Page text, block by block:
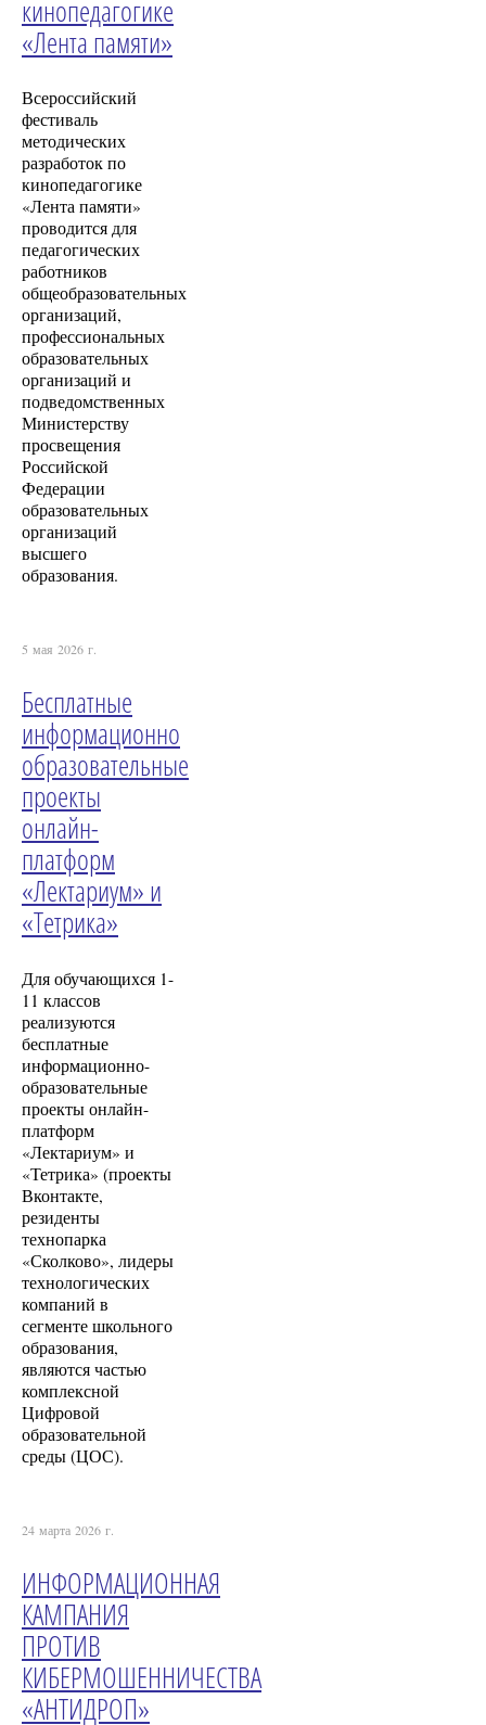
кинопедагогике
«Лента памяти»
Всероссийский
фестиваль
методических
разработок по
кинопедагогике
«Лента памяти»
проводится для
педагогических
работников
общеобразовательных
организаций,
профессиональных
образовательных
организаций и
подведомственных
Министерству
просвещения
Российской
Федерации
образовательных
организаций
высшего
образования.
5 мая 2026 г.
Бесплатные
информационно
образовательные
проекты
онлайн-
платформ
«Лектариум» и
«Тетрика»
Для обучающихся 1-
11 классов
реализуются
бесплатные
информационно-
образовательные
проекты онлайн-
платформ
«Лектариум» и
«Тетрика» (проекты
Вконтакте,
резиденты
технопарка
«Сколково», лидеры
технологических
компаний в
сегменте школьного
образования,
являются частью
комплексной
Цифровой
образовательной
среды (ЦОС).
24 марта 2026 г.
ИНФОРМАЦИОННАЯ
КАМПАНИЯ
ПРОТИВ
КИБЕРМОШЕННИЧЕСТВА
«АНТИДРОП»